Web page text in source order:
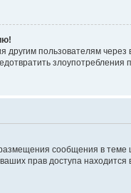
другим пользователям
сообщения в теме
прав доступа